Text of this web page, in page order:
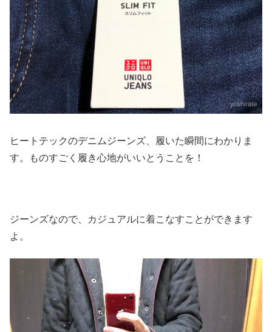
ヒートテックのデニムジーンズ、履いた瞬間にわかりま
す。ものすごく履き心地がいいとうことを！
ジーンズなので、カジュアルに着こなすことができます
よ。